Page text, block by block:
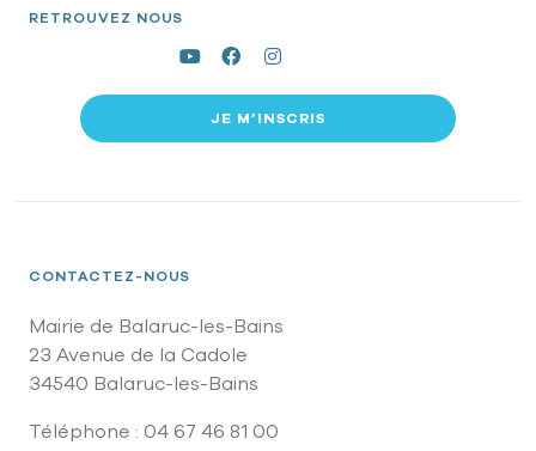
JE M’INSCRIS
RETROUVEZ NOUS
CONTACTEZ-NOUS
Mairie de Balaruc-les-Bains
23 Avenue de la Cadole
34540 Balaruc-les-Bains
Téléphone : 04 67 46 81 00